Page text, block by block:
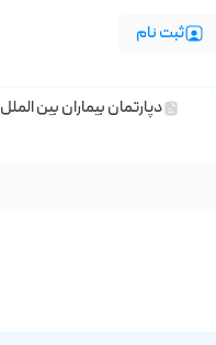
ثبت نام
دپارتمان بیماران بین الملل